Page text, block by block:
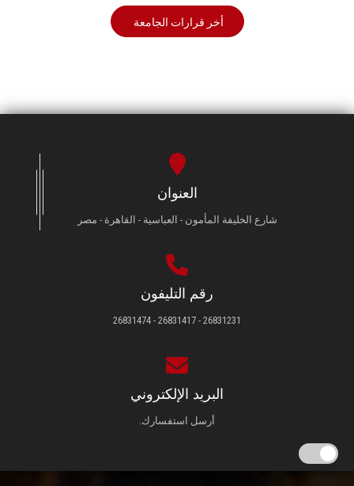
أخر قرارات الجامعة
العنوان
شارع الخليفة المأمون - العباسية - القاهرة - مصر
رقم التليفون
26831231 - 26831417 - 26831474
البريد الإلكتروني
أرسل استفسارك.